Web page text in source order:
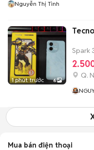
Nguyễn Thị Tình
1 phút trước 6
Spark
Q.
Bán
Mua bán điện thoại